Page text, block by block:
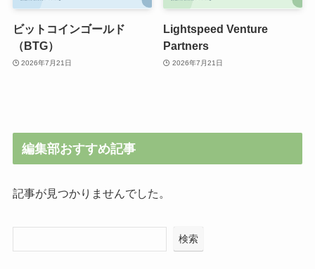
ビットコインゴールド
（BTG）
2026年7月21日
Lightspeed Venture
Partners
2026年7月21日
編集部おすすめ記事
記事が見つかりませんでした。
検索